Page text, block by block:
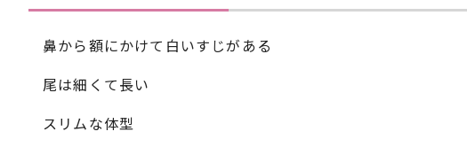
鼻から額にかけて白いすじがある
尾は細くて長い
スリムな体型